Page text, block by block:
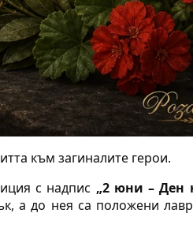
към загиналите герои.
с надпис „2 юни – Ден
а до нея са положени